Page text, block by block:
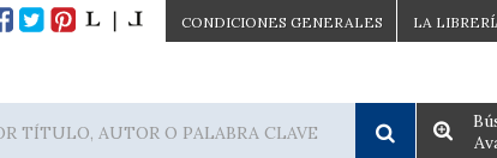
LA
CONDICIONES GENERALES